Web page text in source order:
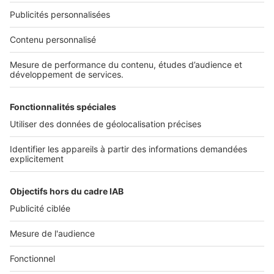
NOS APPLICATIONS
Découvrez nos applications
Tous nos services pro
Accès client
Mes annonces sur SeLoger
À DÉCOUVRIR
Tout l'immobilier
Toutes les villes
Tous les départements
Toutes les régions